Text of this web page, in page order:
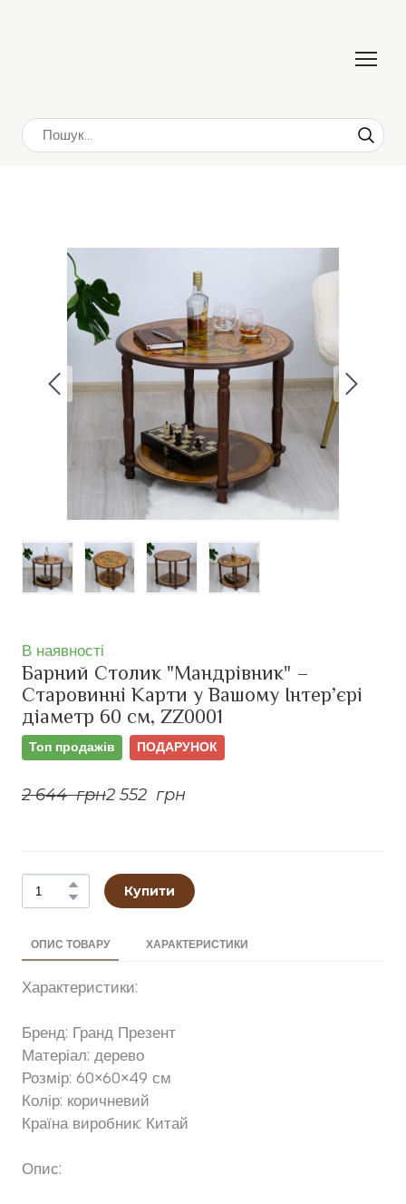
В наявності
Барний Столик "Мандрівник" –
Старовинні Карти у Вашому Інтер’єрі
діаметр 60 см, ZZ0001
Топ продажів ПОДАРУНОК
2 644  грн2 552  грн
Купити
ОПИС ТОВАРУ ХАРАКТЕРИСТИКИ
Характеристики:
Бренд: Гранд Презент
Матеріал: дерево
Розмір: 60×60×49 см
Колір: коричневий
Країна виробник: Китай
Опис: